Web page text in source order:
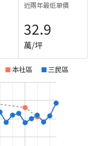
近兩年最低單價
32.9
萬/坪
本社區 三民區